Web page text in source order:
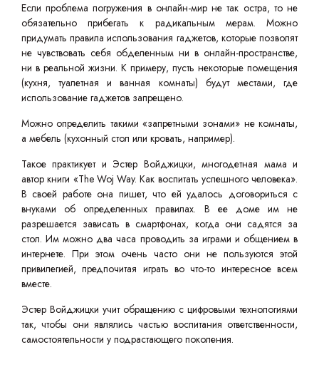
Если проблема погружения в онлайн-мир не так остра, то не
обязательно прибегать к радикальным мерам. Можно
придумать правила использования гаджетов, которые позволят
не чувствовать себя обделенным ни в онлайн-пространстве,
ни в реальной жизни. К примеру, пусть некоторые помещения
(кухня, туалетная и ванная комнаты) будут местами, где
использование гаджетов запрещено.
Можно определить такими «запретными зонами» не комнаты,
а мебель (кухонный стол или кровать, например).
Такое практикует и Эстер Войджицки, многодетная мама и
автор книги «The Woj Way. Как воспитать успешного человека».
В своей работе она пишет, что ей удалось договориться с
внуками об определенных правилах. В ее доме им не
разрешается зависать в смартфонах, когда они садятся за
стол. Им можно два часа проводить за играми и общением в
интернете. При этом очень часто они не пользуются этой
привилегией, предпочитая играть во что-то интересное всем
вместе.
Эстер Войджицки учит обращению с цифровыми технологиями
так, чтобы они являлись частью воспитания ответственности,
самостоятельности у подрастающего поколения.